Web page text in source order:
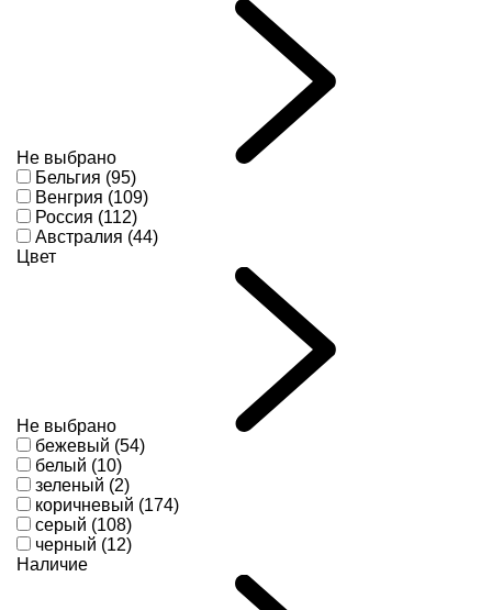
Не выбрано
Бельгия (95)
Венгрия (109)
Россия (112)
Австралия (44)
Цвет
Не выбрано
бежевый (54)
белый (10)
зеленый (2)
коричневый (174)
серый (108)
черный (12)
Наличие